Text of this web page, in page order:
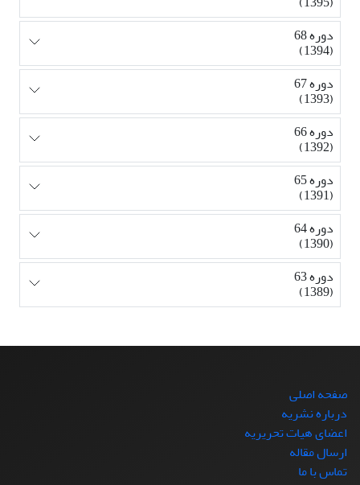
دوره 68
(1394)
دوره 67
(1393)
دوره 66
(1392)
دوره 65
(1391)
دوره 64
(1390)
دوره 63
(1389)
صفحه اصلی
درباره نشریه
اعضای هیات تحریریه
ارسال مقاله
تماس با ما